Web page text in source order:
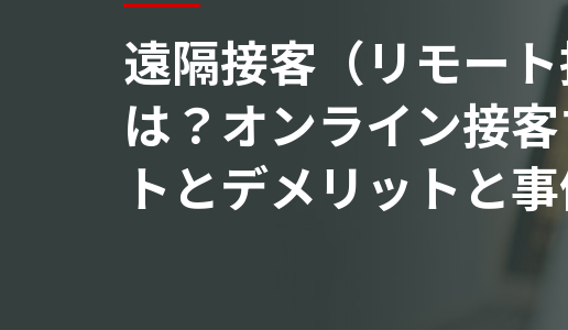
遠隔接客（リモー
は？オンライン接
トとデメリットと